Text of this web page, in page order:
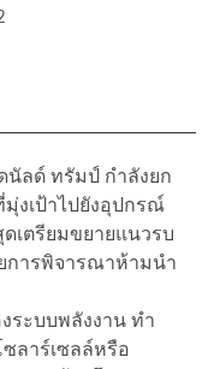
นัลด์ ทรัมป์ กำลังยก
งเป้าไปยังอุปกรณ์
เตรียมขยายแนวรบ
การพิจารณาห้ามนำ
ระบบพลังงาน ทำ
ลาร์เซลล์หรือ